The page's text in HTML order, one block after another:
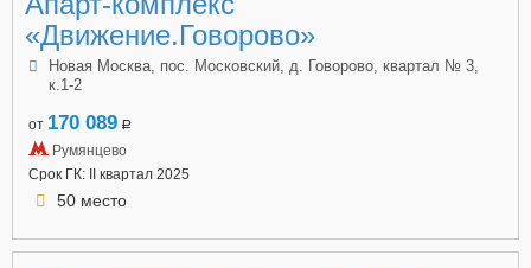
«Движение.Говорово»
Новая Москва, пос. Московский, д. Говорово, квартал № 3,
к.1-2
от 170 089 a
Румянцево
Срок ГК: II квартал 2025
50 место